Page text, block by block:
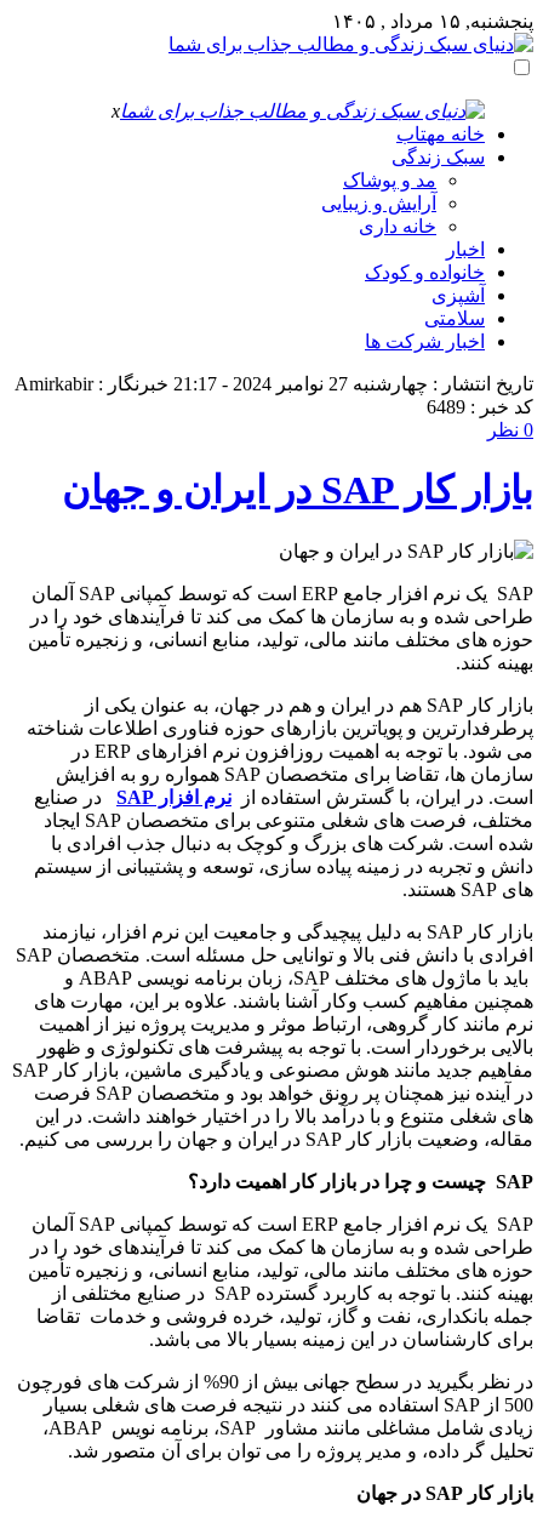
پنجشنبه, ۱۵ مرداد , ۱۴۰۵
x
خانه مهتاب
سبک زندگی
مد و پوشاک
آرایش و زیبایی
خانه داری
اخبار
خانواده و کودک
آشپزی
سلامتی
اخبار شرکت ها
تاریخ انتشار : چهارشنبه 27 نوامبر 2024 - 21:17
خبرنگار : Amirkabir
کد خبر : 6489
0 نظر
بازار کار SAP در ایران و جهان
SAP یک نرم افزار جامع ERP است که توسط کمپانی SAP آلمان
طراحی شده و به سازمان ها کمک می کند تا فرآیندهای خود را در
حوزه های مختلف مانند مالی، تولید، منابع انسانی، و زنجیره تأمین
بهینه کنند.
بازار کار SAP هم در ایران و هم در جهان، به عنوان یکی از
پرطرفدارترین و پویاترین بازارهای حوزه فناوری اطلاعات شناخته
می شود. با توجه به اهمیت روزافزون نرم افزارهای ERP در
سازمان ها، تقاضا برای متخصصان SAP همواره رو به افزایش
است. در ایران، با گسترش استفاده از نرم افزار SAP در صنایع
مختلف، فرصت های شغلی متنوعی برای متخصصان SAP ایجاد
شده است. شرکت های بزرگ و کوچک به دنبال جذب افرادی با
دانش و تجربه در زمینه پیاده سازی، توسعه و پشتیبانی از سیستم
های SAP هستند.
بازار کار SAP به دلیل پیچیدگی و جامعیت این نرم افزار، نیازمند
افرادی با دانش فنی بالا و توانایی حل مسئله است. متخصصان SAP
باید با ماژول های مختلف SAP، زبان برنامه نویسی ABAP و
همچنین مفاهیم کسب وکار آشنا باشند. علاوه بر این، مهارت های
نرم مانند کار گروهی، ارتباط موثر و مدیریت پروژه نیز از اهمیت
بالایی برخوردار است. با توجه به پیشرفت های تکنولوژی و ظهور
مفاهیم جدید مانند هوش مصنوعی و یادگیری ماشین، بازار کار SAP
در آینده نیز همچنان پر رونق خواهد بود و متخصصان SAP فرصت
های شغلی متنوع و با درآمد بالا را در اختیار خواهند داشت. در این
مقاله، وضعیت بازار کار SAP در ایران و جهان را بررسی می کنیم.
SAP چیست و چرا در بازار کار اهمیت دارد؟
SAP یک نرم افزار جامع ERP است که توسط کمپانی SAP آلمان
طراحی شده و به سازمان ها کمک می کند تا فرآیندهای خود را در
حوزه های مختلف مانند مالی، تولید، منابع انسانی، و زنجیره تأمین
بهینه کنند. با توجه به کاربرد گسترده SAP در صنایع مختلفی از
جمله بانکداری، نفت و گاز، تولید، خرده فروشی و خدمات تقاضا
برای کارشناسان در این زمینه بسیار بالا می باشد.
در نظر بگیرید در سطح جهانی بیش از 90% از شرکت های فورچون
500 از SAP استفاده می کنند در نتیجه فرصت های شغلی بسیار
زیادی شامل مشاغلی مانند مشاور SAP، برنامه نویس ABAP،
تحلیل گر داده، و مدیر پروژه را می توان برای آن متصور شد.
بازار کار SAP در جهان